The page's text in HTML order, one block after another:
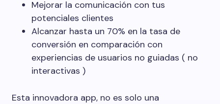
Mejorar la comunicación con tus
potenciales clientes
Alcanzar hasta un 70% en la tasa de
conversión en comparación con
experiencias de usuarios no guiadas ( no
interactivas )
Esta innovadora app, no es solo una